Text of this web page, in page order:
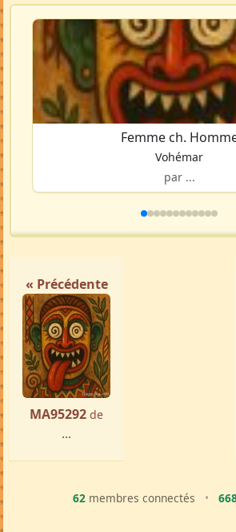
Femme ch.
Vohémar
par ...
« Précédente
MA95292 de
...
62 membres connectés •